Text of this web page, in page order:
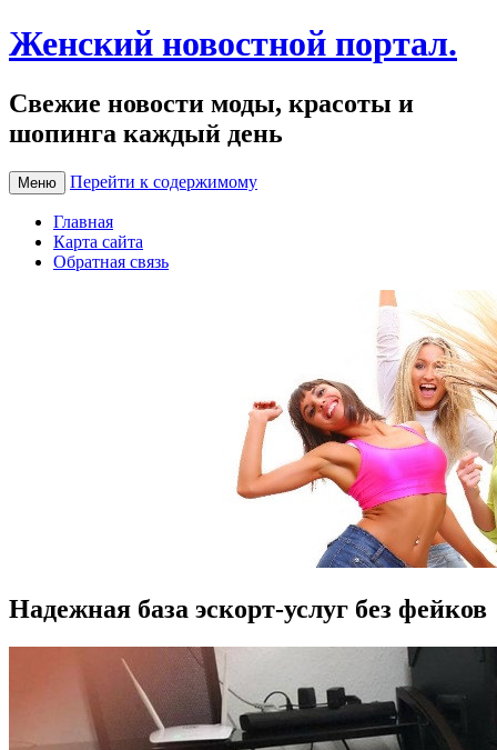
Женский новостной портал.
Свежие новости моды, красоты и
шопинга каждый день
Меню Перейти к содержимому
Главная
Карта сайта
Обратная связь
Надежная база эскорт-услуг без фейков